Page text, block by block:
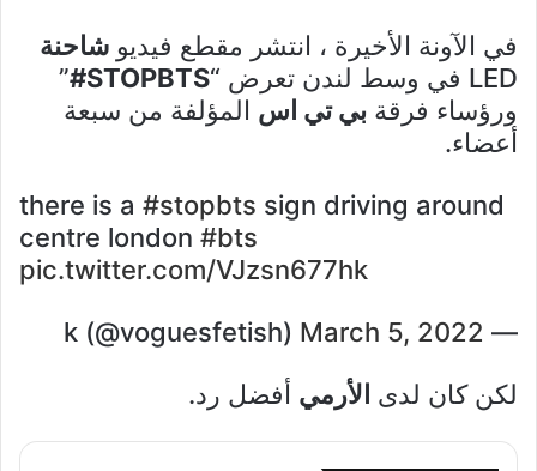
في الآونة الأخيرة ، انتشر مقطع فيديو شاحنة
LED في وسط لندن تعرض “
STOPBTS#
”
ورؤساء فرقة بي تي اس المؤلفة من سبعة
أعضاء.
there is a #stopbts sign driving around
centre london #bts
pic.twitter.com/VJzsn677hk
— k (@voguesfetish)
March 5, 2022
لكن كان لدى الأرمي أفضل رد.